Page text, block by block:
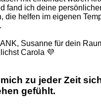
fand ich deine
die helfen im eigenen
Susanne für dein
Carola 💜
zu jeder Zeit
gefühlt.